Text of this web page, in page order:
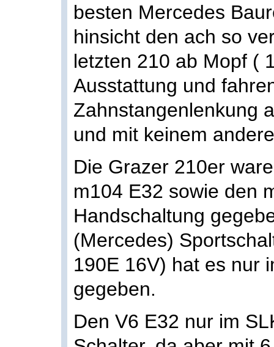
besten Mercedes
hinsicht den ach so
letzten 210 ab Mopf (
Ausstattung und
Zahnstangenlenkung
und mit keinem
Die Grazer 210er
m104 E32 sowie den
Handschaltung
(Mercedes)
190E 16V) hat es nur
gegeben.
Den V6 E32 nur im